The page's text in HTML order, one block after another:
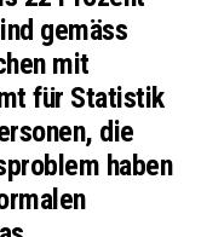
gemäss
mit
für Statistik
die
haben